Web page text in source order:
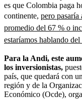
es que Colombia paga
continente, pero pasaría
promedio del 67 % o
estaríamos hablando del
Para la Andi, este
los inversionistas,
país, que quedará con
región y de la
Económico (Ocde),